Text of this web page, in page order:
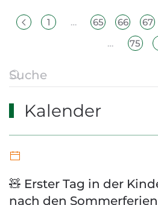
1 … 65 66 67
…
75
Kalender
🧸 Erster Tag in der
nach den Sommerferien